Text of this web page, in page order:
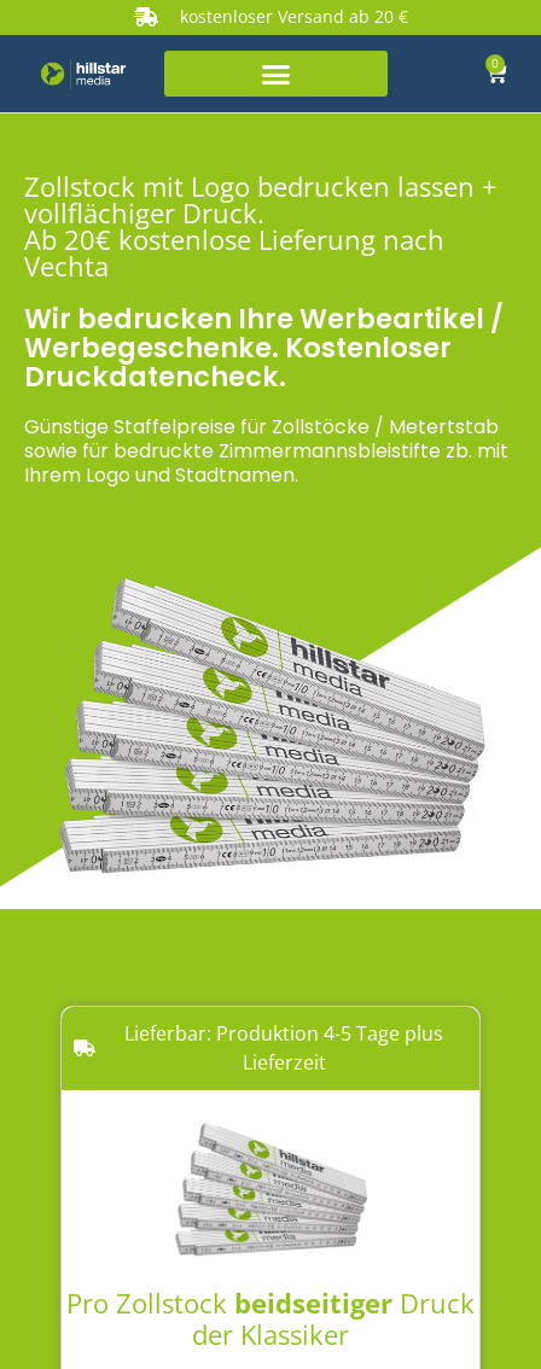
kostenloser Versand ab 20 €
0
Zollstock mit Logo bedrucken lassen +
vollflächiger Druck.
Ab 20€ kostenlose Lieferung nach
Vechta
Wir bedrucken Ihre Werbeartikel /
Werbegeschenke. Kostenloser
Druckdatencheck.
Günstige Staffelpreise für Zollstöcke / Metertstab
sowie für bedruckte Zimmermannsbleistifte zb. mit
Ihrem Logo und Stadtnamen.
Lieferbar: Produktion 4-5 Tage plus
Lieferzeit
Pro Zollstock beidseitiger Druck
der Klassiker